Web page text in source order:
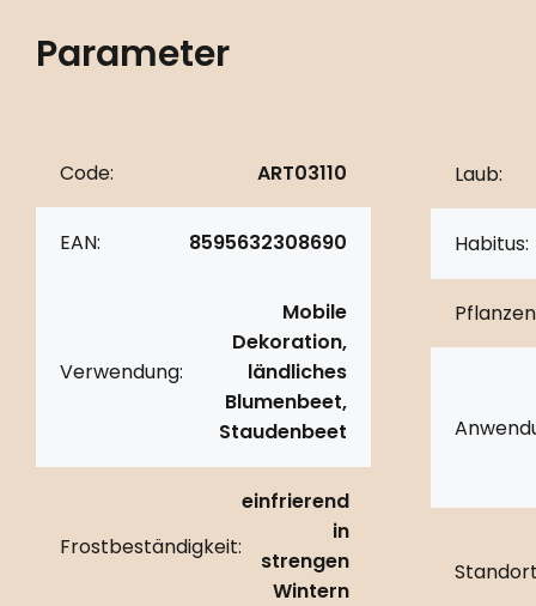
Parameter
Code: ART03110
EAN: 8595632308690
Verwendung:
Mobile
Dekoration,
ländliches
Blumenbeet,
Staudenbeet
Frostbeständigkeit:
einfrierend
in
strengen
Wintern
Laub:
Habitus: